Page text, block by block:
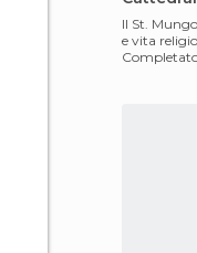
Il St.
e vita